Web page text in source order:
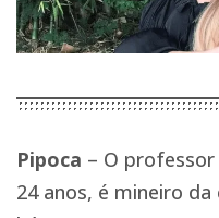
Pipoca – O
24 anos, é mineiro